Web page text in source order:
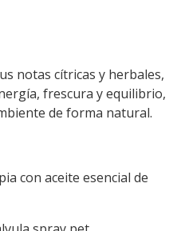
notas cítricas y herbales,
frescura y equilibrio,
de forma natural.
con aceite esencial de